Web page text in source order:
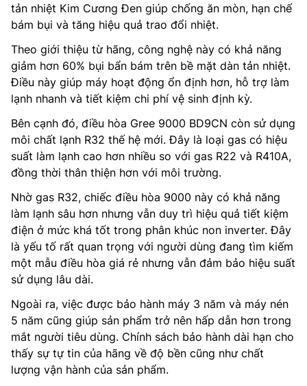
tản nhiệt Kim Cương Đen giúp chống ăn mòn, hạn chế
bám bụi và tăng hiệu quả trao đổi nhiệt.
Theo giới thiệu từ hãng, công nghệ này có khả năng
giảm hơn 60% bụi bẩn bám trên bề mặt dàn tản nhiệt.
Điều này giúp máy hoạt động ổn định hơn, hỗ trợ làm
lạnh nhanh và tiết kiệm chi phí vệ sinh định kỳ.
Bên cạnh đó, điều hòa Gree 9000 BD9CN còn sử dụng
môi chất lạnh R32 thế hệ mới. Đây là loại gas có hiệu
suất làm lạnh cao hơn nhiều so với gas R22 và R410A,
đồng thời thân thiện hơn với môi trường.
Nhờ gas R32, chiếc điều hòa 9000 này có khả năng
làm lạnh sâu hơn nhưng vẫn duy trì hiệu quả tiết kiệm
điện ở mức khá tốt trong phân khúc non inverter. Đây
là yếu tố rất quan trọng với người dùng đang tìm kiếm
một mẫu điều hòa giá rẻ nhưng vẫn đảm bảo hiệu suất
sử dụng lâu dài.
Ngoài ra, việc được bảo hành máy 3 năm và máy nén
5 năm cũng giúp sản phẩm trở nên hấp dẫn hơn trong
mắt người tiêu dùng. Chính sách bảo hành dài hạn cho
thấy sự tự tin của hãng về độ bền cũng như chất
lượng vận hành của sản phẩm.